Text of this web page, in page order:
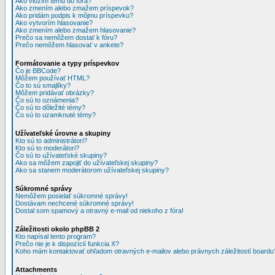
Ako zmením alebo zmažem príspevok?
Ako pridám podpis k môjmu príspevku?
Ako vytvorím hlasovanie?
Ako zmením alebo zmažem hlasovanie?
Prečo sa nemôžem dostať k fóru?
Prečo nemôžem hlasovať v ankete?
Formátovanie a typy príspevkov
Čo je BBCode?
Môžem používať HTML?
Čo to sú smajlíky?
Môžem pridávať obrázky?
Čo sú to oznámenia?
Čo sú to dôležité témy?
Čo sú to uzamknuté témy?
Užívateľské úrovne a skupiny
Kto sú to administrátori?
Kto sú to moderátori?
Čo sú to užívateťské skupiny?
Ako sa môžem zapojiť do užívateľskej skupiny?
Ako sa stanem moderátorom užívateľskej skupiny?
Súkromné správy
Nemôžem posielať súkromné správy!
Dostávam nechcené súkromné správy!
Dostal som spamový a otravný e-mail od niekoho z fóra!
Záležitosti okolo phpBB 2
Kto napísal tento program?
Prečo nie je k dispozícií funkcia X?
Koho mám kontaktovať ohľadom otravných e-mailov alebo právnych záležitostí
Attachments